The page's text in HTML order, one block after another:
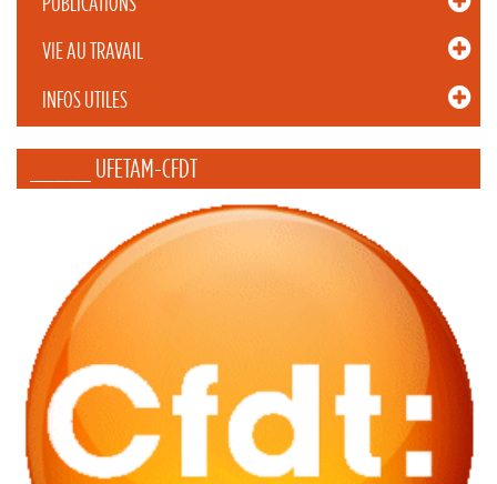
VIE AU TRAVAIL
INFOS UTILES
_____ UFETAM-CFDT